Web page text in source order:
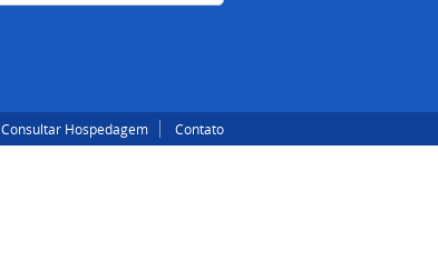
Consultar Hospedagem Contato